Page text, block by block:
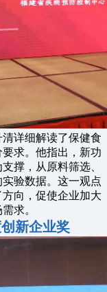
详细解读了保健食
求。他指出，新功
撑，从原料筛选、
验数据。这一观点
向，促使企业加大
求。
新企业奖